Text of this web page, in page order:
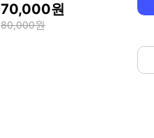
70,000
80,000